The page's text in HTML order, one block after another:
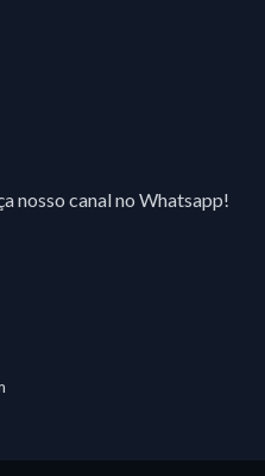
nosso canal no Whatsapp!